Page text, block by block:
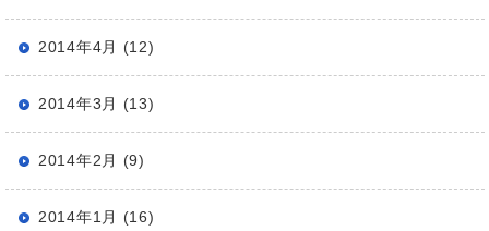
2014年4月 (12)
2014年3月 (13)
2014年2月 (9)
2014年1月 (16)